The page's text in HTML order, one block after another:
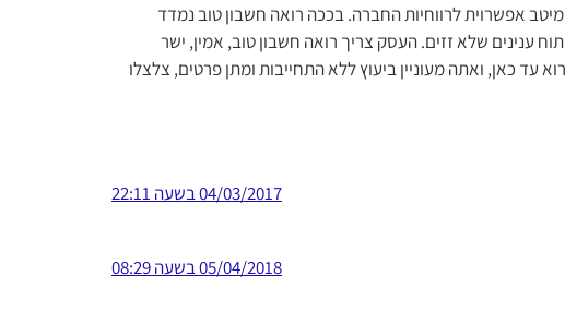
אפשרוית לרווחיות החברה. בככה רואה חשבון טוב נמדד
ענינים שלא זזים. העסק צריך רואה חשבון טוב, אמין, ישר
החברה. אז עם חיפשת את התשובה לשאלה מי יכול להיות עוסק פטור 2019 והמשכת לקרוא עד כאן, ואתה מעוניין ביעוץ ללא התחייבות ומתן פרטים, צלצלו
04/03/2017 בשעה 22:11
05/04/2018 בשעה 08:29